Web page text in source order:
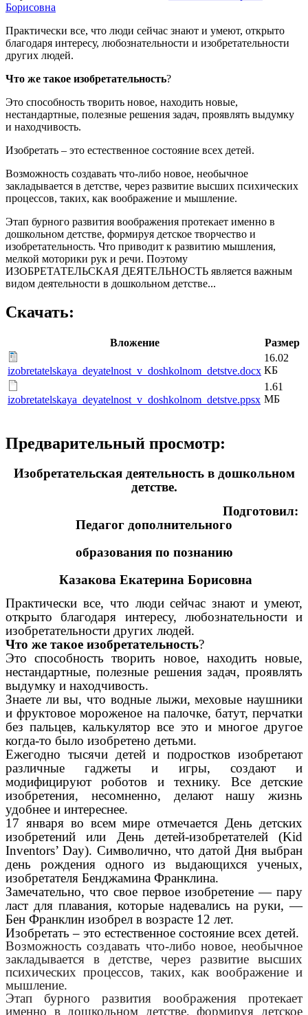
Борисовна
Практически все, что люди сейчас знают и умеют, открыто
благодаря интересу, любознательности и изобретательности
других людей.
Что же такое изобретательность?
Это способность творить новое, находить новые,
нестандартные, полезные решения задач, проявлять выдумку
и находчивость.
Изобретать – это естественное состояние всех детей.
Возможность создавать что-либо новое, необычное
закладывается в детстве, через развитие высших психических
процессов, таких, как воображение и мышление.
Этап бурного развития воображения протекает именно в
дошкольном детстве, формируя детское творчество и
изобретательность. Что приводит к развитию мышления,
мелкой моторики рук и речи. Поэтому
ИЗОБРЕТАТЕЛЬСКАЯ ДЕЯТЕЛЬНОСТЬ является важным
видом деятельности в дошкольном детстве...
Скачать:
Вложение Размер
izobretatelskaya_deyatelnost_v_doshkolnom_detstve.docx
16.02
КБ
izobretatelskaya_deyatelnost_v_doshkolnom_detstve.ppsx
1.61
МБ
Предварительный просмотр:
Изобретательская деятельность в дошкольном
детстве.
Подготовил:
Педагог дополнительного
образования по познанию
Казакова Екатерина Борисовна
Практически все, что люди сейчас знают и умеют,
открыто благодаря интересу, любознательности и
изобретательности других людей.
Что же такое изобретательность?
Это способность творить новое, находить новые,
нестандартные, полезные решения задач, проявлять
выдумку и находчивость.
Знаете ли вы, что водные лыжи, меховые наушники
и фруктовое мороженое на палочке, батут, перчатки
без пальцев, калькулятор все это и многое другое
когда-то было изобретено детьми.
Ежегодно тысячи детей и подростков изобретают
различные гаджеты и игры, создают и
модифицируют роботов и технику. Все детские
изобретения, несомненно, делают нашу жизнь
удобнее и интереснее.
17 января во всем мире отмечается День детских
изобретений или День детей-изобретателей (Kid
Inventors’ Day). Символично, что датой Дня выбран
день рождения одного из выдающихся ученых,
изобретателя Бенджамина Франклина.
Замечательно, что свое первое изобретение — пару
ласт для плавания, которые надевались на руки, —
Бен Франклин изобрел в возрасте 12 лет.
Изобретать – это естественное состояние всех детей.
Возможность создавать что-либо новое, необычное
закладывается в детстве, через
развитие высших
психических процессов, таких, как воображение и
мышление.
Этап бурного развития воображения протекает
именно в дошкольном детстве, формируя детское